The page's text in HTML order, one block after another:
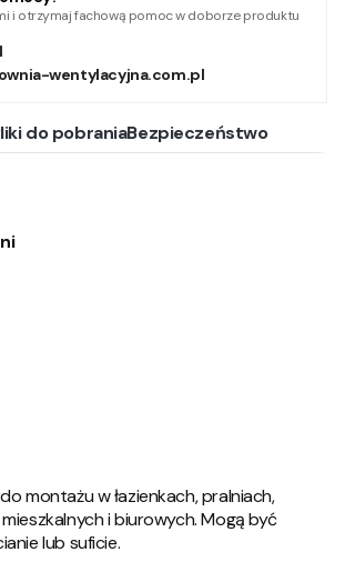
i otrzymaj fachową pomoc w doborze produktu
wentylacyjna.com.pl
do pobraniaBezpieczeństwo
montażu w łazienkach, pralniach,
i biurowych. Mogą być
lub suficie.